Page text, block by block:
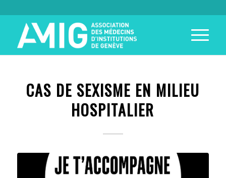
CAS DE SEXISME EN MILIEU
HOSPITALIER